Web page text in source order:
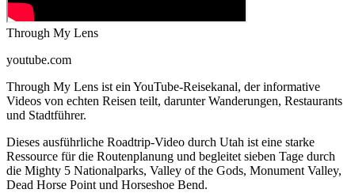
Through My Lens
youtube.com
Through My Lens ist ein YouTube-Reisekanal, der informative
Videos von echten Reisen teilt, darunter Wanderungen, Restaurants
und Stadtführer.
Dieses ausführliche Roadtrip-Video durch Utah ist eine starke
Ressource für die Routenplanung und begleitet sieben Tage durch
die Mighty 5 Nationalparks, Valley of the Gods, Monument Valley,
Dead Horse Point und Horseshoe Bend.